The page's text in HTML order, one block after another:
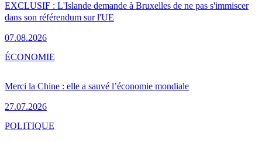
EXCLUSIF : L'Islande demande à Bruxelles de ne pas s'immiscer
dans son référendum sur l'UE
07.08.2026
Merci la Chine : elle a sauvé l’économie mondiale
27.07.2026
ÉCONOMIE
POLITIQUE